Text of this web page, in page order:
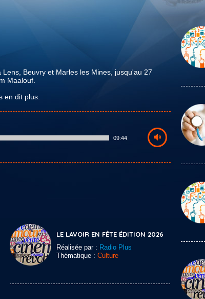
Beuvry et Marles les Mines, jusqu'au 27
Maalouf.
en dit plus.
09:44
LE LAVOIR EN FÊTE ÉDITION 2026
Réalisée par : Radio Plus
Thématique : Culture